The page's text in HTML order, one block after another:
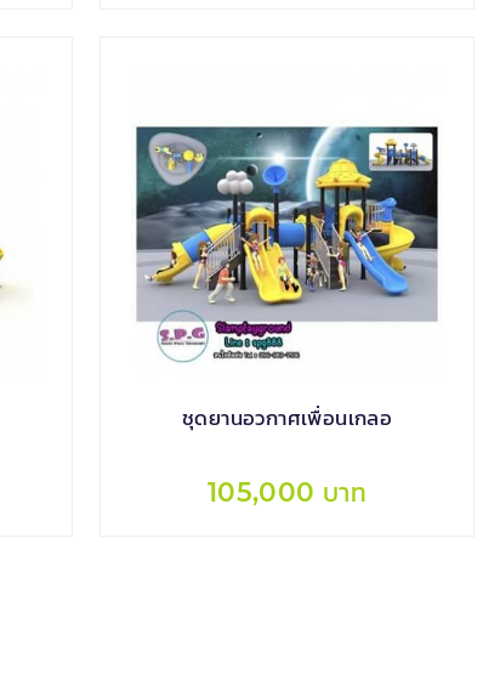
ชุดยานอวกาศเพื่อนเกลอ
105,000 บาท